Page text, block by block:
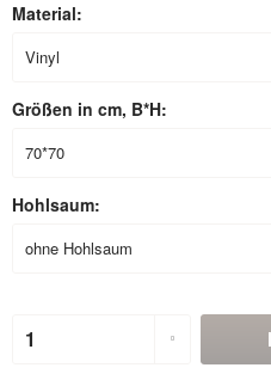
Material:
Größen in cm, B*H:
Hohlsaum: